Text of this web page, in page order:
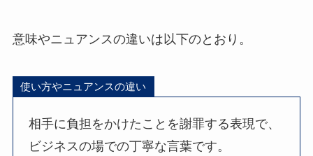
意味やニュアンスの違いは以下のとおり。
使い方やニュアンスの違い
相手に負担をかけたことを謝罪する表現で、
ビジネスの場での丁寧な言葉です。